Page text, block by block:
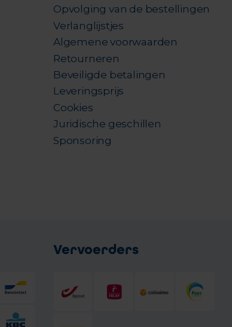
Opvolging van de bestellingen
Verlanglijstjes
Algemene voorwaarden
Retourneren
Beveiligde betalingen
Leveringsprijs
Cookies
Juridische geschillen
Sponsoring
Vervoerders